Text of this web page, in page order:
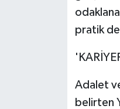
pratik
Adalet
belirten